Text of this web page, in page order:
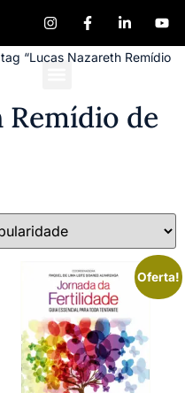
“Lucas Nazareth Remídio
Remídio de
Oferta!